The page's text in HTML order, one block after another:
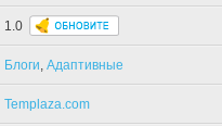
1.0
Блоги, Адаптивные
Templaza.com